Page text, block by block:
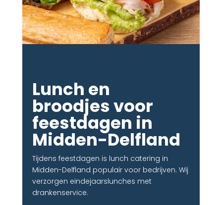
Lunch en
broodjes voor
feestdagen in
Midden-Delfland
Tijdens feestdagen is lunch catering in
Midden-Delfland populair voor bedrijven. Wij
verzorgen eindejaarslunches met
drankenservice.